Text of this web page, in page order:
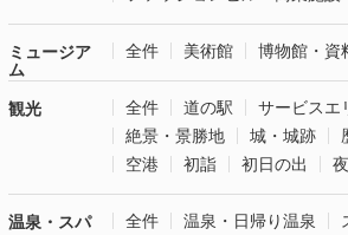
ミュージア
ム
全件 美術館 博物館・資
観光 全件 道の駅 サービスエ
絶景・景勝地
城・城跡
空港
初詣 初日の出
温泉・スパ 全件 温泉・日帰り温泉